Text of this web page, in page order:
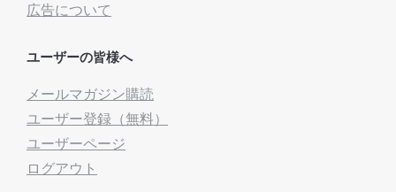
広告について
ユーザーの皆様へ
メールマガジン購読
ユーザー登録（無料）
ユーザーページ
ログアウト